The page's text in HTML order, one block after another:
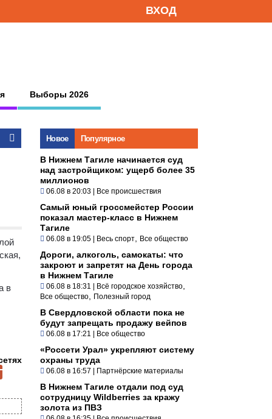
ВХОД
Выборы 2026
в
Новое Популярное
В Нижнем Тагиле начинается суд
над застройщиком: ущерб более 35
миллионов
06.08 в 20:03 | Все происшествия
Самый юный гроссмейстер России
показал мастер-класс в Нижнем
Тагиле
06.08 в 19:05 | Весь спорт Все общество
Дороги, алкоголь, самокаты: что
закроют и запретят на День города
в Нижнем Тагиле
06.08 в 18:31 | Всё городское хозяйство
Все общество Полезный город
В Свердловской области пока не
будут запрещать продажу вейпов
06.08 в 17:21 | Все общество
«Россети Урал» укрепляют систему
охраны труда
06.08 в 16:57 | Партнёрские материалы
В Нижнем Тагиле отдали под суд
сотрудницу Wildberries за кражу
золота из ПВЗ